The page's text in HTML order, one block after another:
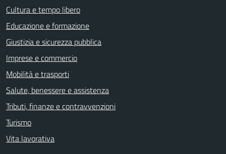
Cultura e tempo libero
Educazione e formazione
Giustizia e sicurezza pubblica
Imprese e commercio
Mobilità e trasporti
Salute, benessere e assistenza
Tributi, finanze e contravvenzioni
Turismo
Vita lavorativa